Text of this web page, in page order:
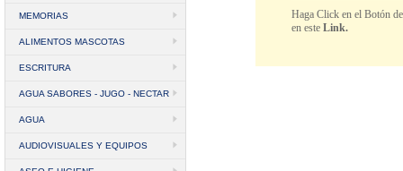
MEMORIAS
ALIMENTOS MASCOTAS
ESCRITURA
AGUA SABORES - JUGO - NECTAR
AGUA
AUDIOVISUALES Y EQUIPOS
Haga Click en el Botón
en esteLink.